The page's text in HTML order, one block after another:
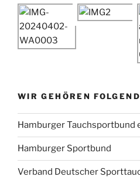
WIR GEHÖREN
Hamburger Tauchsportbund
Hamburger Sportbund
Verband Deutscher